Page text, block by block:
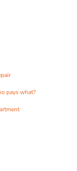
pays what?